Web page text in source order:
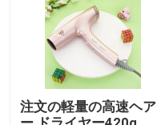
注文の軽量の高速ヘア